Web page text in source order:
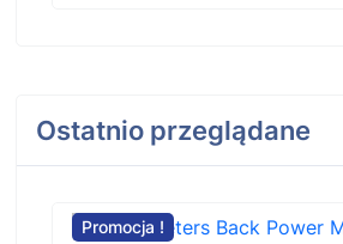
Ostatnio przeglądane
Promocja !